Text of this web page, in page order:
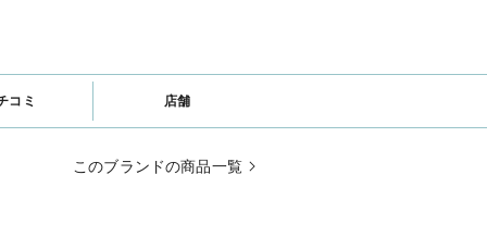
コミ 店舗
このブランドの商品一覧